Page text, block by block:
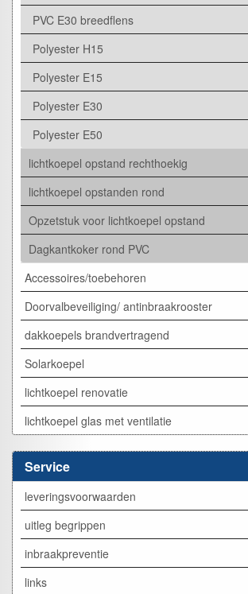
PVC E30 breedflens
Polyester H15
Polyester E15
Polyester E30
Polyester E50
lichtkoepel opstand rechthoekig
lichtkoepel opstanden rond
Opzetstuk voor lichtkoepel opstand
Dagkantkoker rond PVC
Accessoires/toebehoren
Doorvalbeveiliging/ antinbraakrooster
dakkoepels brandvertragend
Solarkoepel
lichtkoepel renovatie
lichtkoepel glas met ventilatie
Service
leveringsvoorwaarden
uitleg begrippen
inbraakpreventie
links